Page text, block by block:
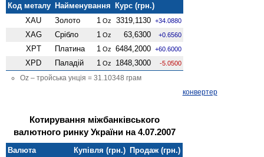
Код металу Найменування Курс (грн.)
XAU
Золото 1 Oz 3319,1130 +34.0880
XAG Срібло 1 Oz 63,6300 +0.6560
XPT Платина 1 Oz 6484,2000 +60.6000
XPD Паладій 1 Oz 1848,3000 -5.0500
Oz – тройська унція = 31.10348 грам
конвертер
Котирування міжбанківського
валютного ринку України на 4.07.2007
Валюта Купівля (грн.) Продаж (грн.)